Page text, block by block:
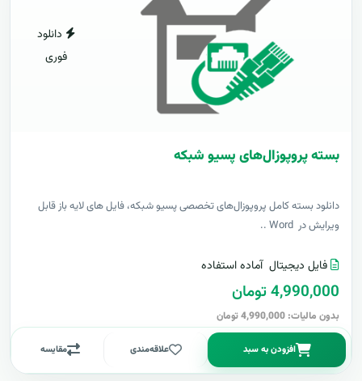
دانلود
فوری
بسته پروپوزال‌های پسیو شبکه
دانلود بسته کامل پروپوزال‌های تخصصی پسیو شبکه، فایل های لایه باز قابل
ویرایش در Word ..
فایل دیجیتال آماده استفاده
4,990,000 تومان
بدون مالیات: 4,990,000 تومان
افزودن به سبد علاقه‌مندی مقایسه